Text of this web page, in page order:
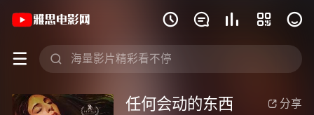
    
 
《任何会动的东西》(2025)美国英语高
 分享
任何会动的东西